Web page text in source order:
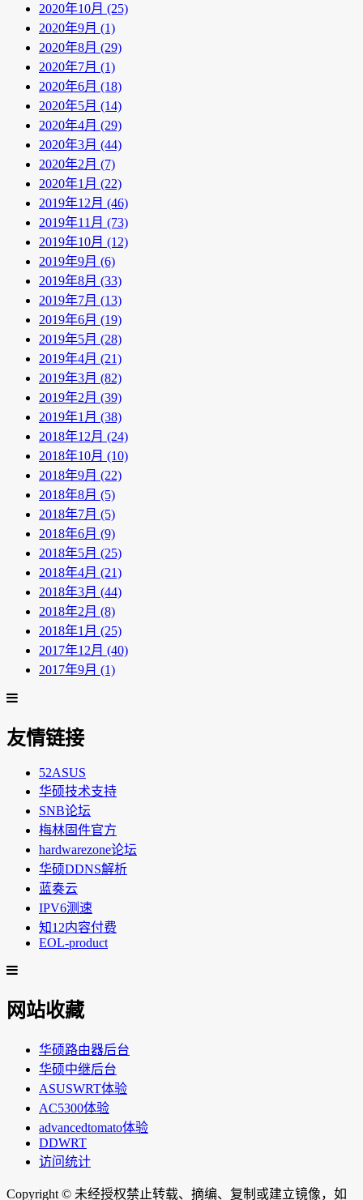
2020年10月 (25)
2020年9月 (1)
2020年8月 (29)
2020年7月 (1)
2020年6月 (18)
2020年5月 (14)
2020年4月 (29)
2020年3月 (44)
2020年2月 (7)
2020年1月 (22)
2019年12月 (46)
2019年11月 (73)
2019年10月 (12)
2019年9月 (6)
2019年8月 (33)
2019年7月 (13)
2019年6月 (19)
2019年5月 (28)
2019年4月 (21)
2019年3月 (82)
2019年2月 (39)
2019年1月 (38)
2018年12月 (24)
2018年10月 (10)
2018年9月 (22)
2018年8月 (5)
2018年7月 (5)
2018年6月 (9)
2018年5月 (25)
2018年4月 (21)
2018年3月 (44)
2018年2月 (8)
2018年1月 (25)
2017年12月 (40)
2017年9月 (1)
友情链接
52ASUS
华硕技术支持
SNB论坛
梅林固件官方
hardwarezone论坛
华硕DDNS解析
蓝奏云
IPV6测速
知12内容付费
EOL-product
网站收藏
华硕路由器后台
华硕中继后台
ASUSWRT体验
AC5300体验
advancedtomato体验
DDWRT
访问统计
Copyright © 未经授权禁止转载、摘编、复制或建立镜像，如